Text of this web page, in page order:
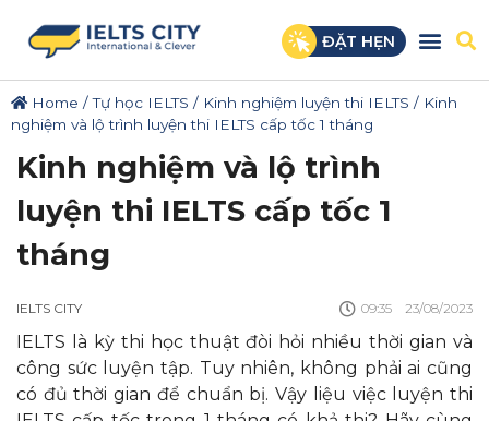
ĐẶT HẸN
Home /Tự học IELTS / Kinh nghiệm luyện thi IELTS / Kinh
nghiệm và lộ trình luyện thi IELTS cấp tốc 1 tháng
Kinh nghiệm và lộ trình
luyện thi IELTS cấp tốc 1
tháng
IELTS CITY 09:35 23/08/2023
IELTS là kỳ thi học thuật đòi hỏi nhiều thời gian và
công sức luyện tập. Tuy nhiên, không phải ai cũng
có đủ thời gian để chuẩn bị. Vậy liệu việc luyện thi